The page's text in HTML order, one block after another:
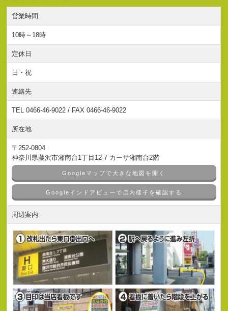
営業時間
10時～18時
定休日
日・祝
連絡先
TEL 0466-46-9022 / FAX 0466-46-9022
所在地
〒252-0804
神奈川県藤沢市湘南台1丁目12-7 カーサ湘南台2階
Googleマップで大きな地図を開く
Googleインドアビューで店内様子を確認する
周辺案内